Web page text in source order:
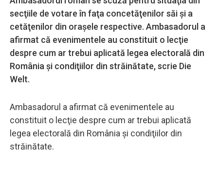
secţiile de votare în faţa concetăţenilor săi şi a
cetăţenilor din oraşele respective. Ambasadorul a
afirmat că evenimentele au constituit o lecţie
despre cum ar trebui aplicată legea electorală din
România şi condiţiilor din străinătate, scrie Die
Welt.
Ambasadorul a afirmat că evenimentele au
constituit o lecţie despre cum ar trebui aplicată
legea electorală din România şi condiţiilor din
străinătate.